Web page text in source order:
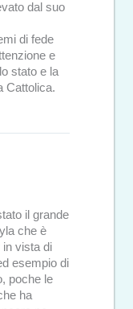
dal suo
di fede
e
stato e la
Cattolica.
il grande
che è
in vista di
esempio di
poche le
ha